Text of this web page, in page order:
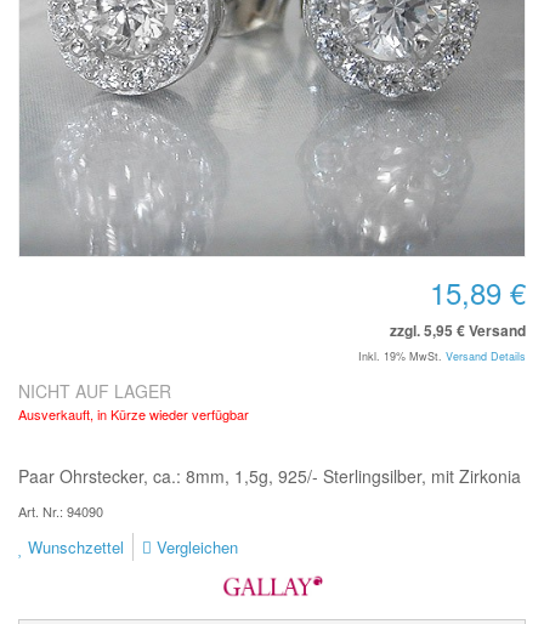
15,89 €
zzgl. 5,95 € Versand
Inkl. 19% MwSt. Versand Details
NICHT AUF LAGER
Ausverkauft, in Kürze wieder verfügbar
Paar Ohrstecker, ca.: 8mm, 1,5g, 925/- Sterlingsilber, mit Zirkonia
Art. Nr.: 94090
Wunschzettel Vergleichen